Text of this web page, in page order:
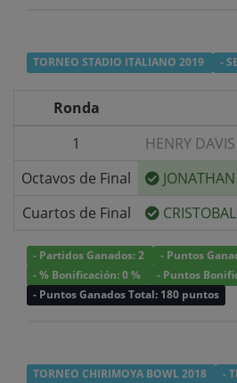
TORNEO STADIO ITALIANO 2019 -
Ronda
1
HENRY
Octavos de Final
Cuartos de Final
- Partidos Ganados: 2
- Puntos
- % Bonificación: 0 %
- Puntos
- Puntos Ganados Total: 180 puntos
TORNEO CHIRIMOYA BOWL 2018 -